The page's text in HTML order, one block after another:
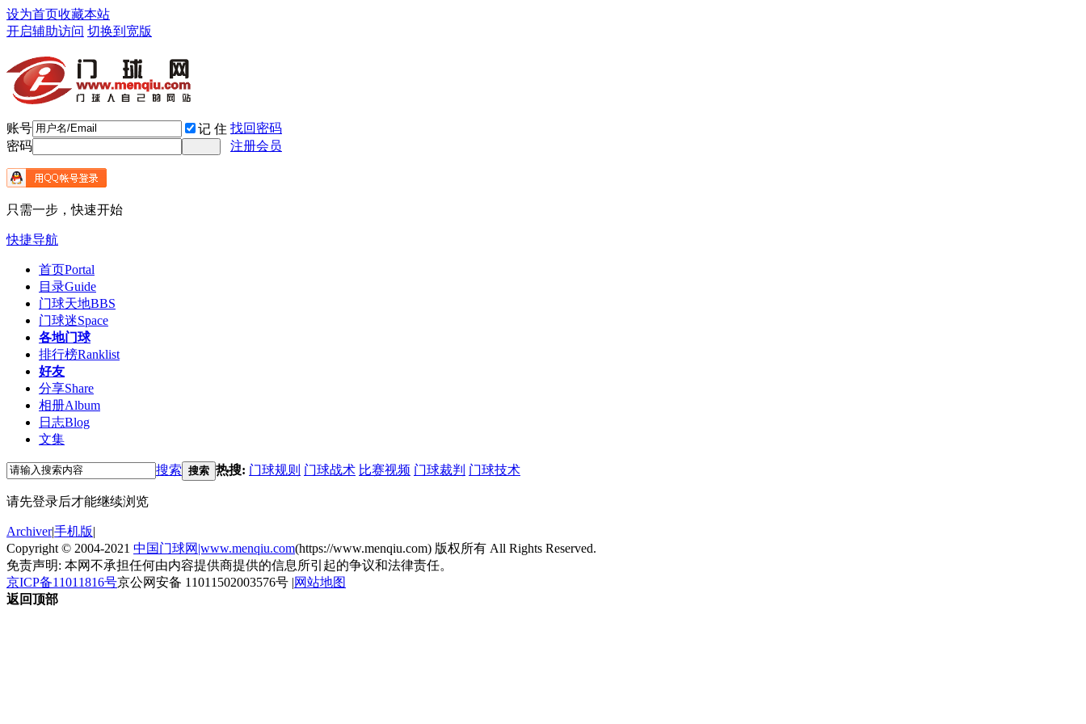
设为首页收藏本站
开启辅助访问 切换到宽版
账号 记 住 找回密码
密码
注册会员
只需一步，快速开始
快捷导航
首页Portal
目录Guide
门球天地BBS
门球迷Space
各地门球
排行榜Ranklist
好友
分享Share
相册Album
日志Blog
文集
搜索 搜索 热搜: 门球规则 门球战术 比赛视频 门球裁判 门球技术
请先登录后才能继续浏览
Archiver|手机版|
Copyright © 2004-2021 中国门球网|www.menqiu.com(https://www.menqiu.com) 版权所有 All Rights Reserved.
免责声明: 本网不承担任何由内容提供商提供的信息所引起的争议和法律责任。
京ICP备11011816号京公网安备 11011502003576号 |网站地图
返回顶部